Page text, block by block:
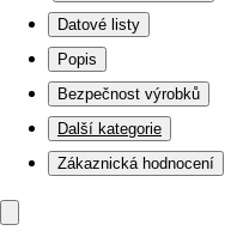
Datové listy
Popis
Bezpečnost výrobků
Další kategorie
Zákaznická hodnocení